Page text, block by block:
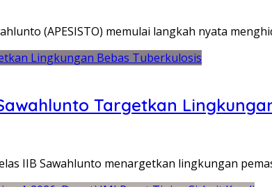
(APESISTO) memulai langkah nyata
Targetkan
IIB Sawahlunto menargetkan lingkungan